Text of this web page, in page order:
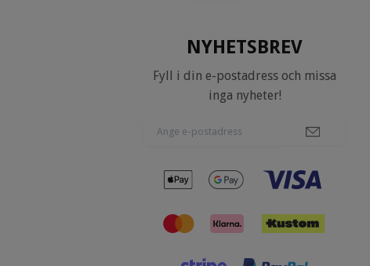
NYHETSBREV
Fyll i din e-postadress och missa
inga nyheter!